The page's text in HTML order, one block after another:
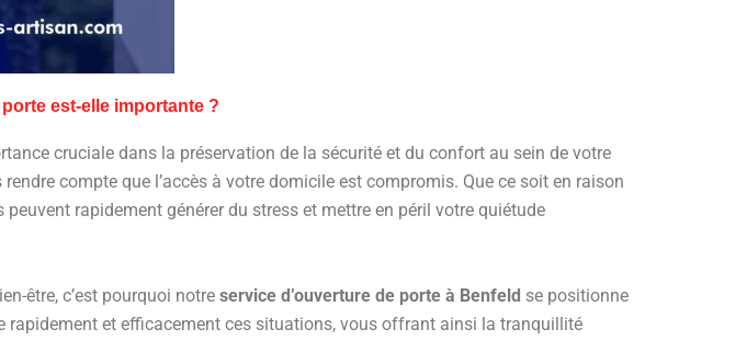
est-elle importante ?
cruciale dans la préservation de la sécurité et du confort au sein de votre
compte que l’accès à votre domicile est compromis. Que ce soit en raison
peuvent rapidement générer du stress et mettre en péril votre quiétude
être, c’est pourquoi notre service d’ouverture de porte à Benfeld se positionne
et efficacement ces situations, vous offrant ainsi la tranquillité